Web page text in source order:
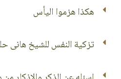
هكذا هزموا اليأس
تزكية النفس للشيخ هانى